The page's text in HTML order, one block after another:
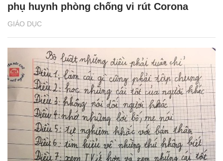
GIÁO DỤC
phụ huynh phòng chống vi rút Corona